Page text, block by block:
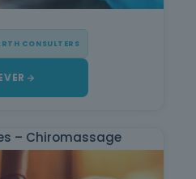
CONSULTERS
– Chiromassage